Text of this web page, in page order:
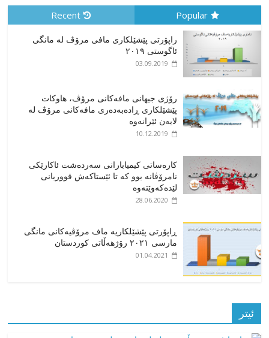
Popular
Recent
راپۆرتی پێشێلكاری مافی مرۆڤ له‌ مانگی
ئاگوستی ٢٠١٩
03.09.2019
رۆژی جیهانی مافەکانی مرۆڤ، هاوکات
پێشێلکاری ڕادەبەدەری مافەکانی مرۆڤ لە
لایەن ئێرانەوە
10.12.2019
کارەساتی کیمیابارانی سەردەشت ئاکارێکی
نامرۆڤانە بوو کە تا ئێستاکەش قووربانی
لێدەکەوێتەوە
28.06.2020
ڕاپۆرتی پێشێلکاریە ماف مرۆڤیەکانی مانگی
مارسی ٢٠٢١ رۆژهەڵاتی کوردستان
01.04.2021
ئیتر